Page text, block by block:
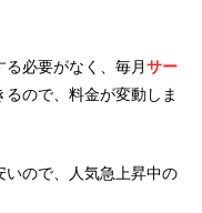
必要がなく、毎月サー
るので、料金が変動しま
ので、人気急上昇中の